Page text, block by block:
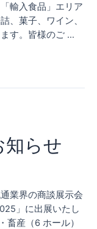
輸入食品」エリア
、菓子、ワイン、
す。皆様のご …
らせ
業界の商談展示会
」に出展いたし
畜産（6 ホール）